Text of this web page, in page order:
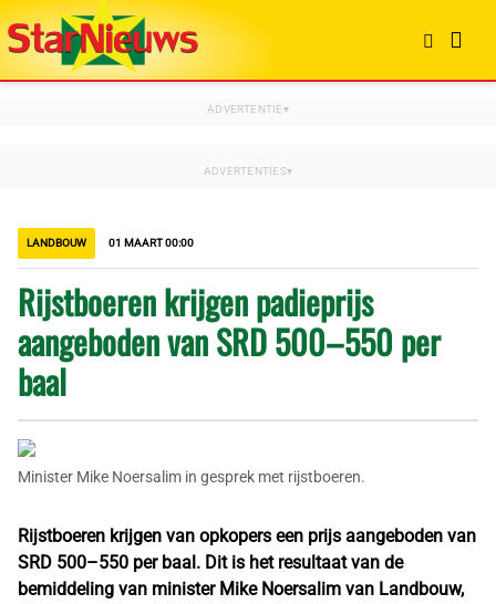
LANDBOUW 01 MAART 00:00
Rijstboeren krijgen padieprijs
aangeboden van SRD 500–550 per
baal
Minister Mike Noersalim in gesprek met rijstboeren.
Rijstboeren krijgen van opkopers een prijs aangeboden van
SRD 500–550 per baal. Dit is het resultaat van de
bemiddeling van minister Mike Noersalim van Landbouw,